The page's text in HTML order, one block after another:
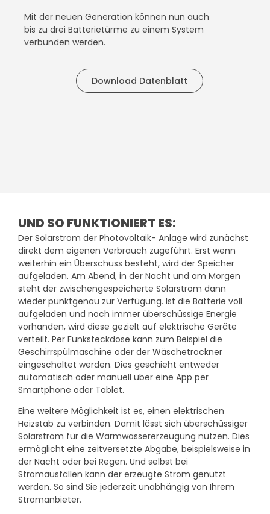
Mit der neuen Generation können nun auch
bis zu drei Batterietürme zu einem System
verbunden werden.
Download Datenblatt
UND SO FUNKTIONIERT ES:
Der Solarstrom der Photovoltaik- Anlage wird zunächst
direkt dem eigenen Verbrauch zugeführt. Erst wenn
weiterhin ein Überschuss besteht, wird der Speicher
aufgeladen. Am Abend, in der Nacht und am Morgen
steht der zwischengespeicherte Solarstrom dann
wieder punktgenau zur Verfügung. Ist die Batterie voll
aufgeladen und noch immer überschüssige Energie
vorhanden, wird diese gezielt auf elektrische Geräte
verteilt. Per Funksteckdose kann zum Beispiel die
Geschirrspülmaschine oder der Wäschetrockner
eingeschaltet werden. Dies geschieht entweder
automatisch oder manuell über eine App per
Smartphone oder Tablet.
Eine weitere Möglichkeit ist es, einen elektrischen
Heizstab zu verbinden. Damit lässt sich überschüssiger
Solarstrom für die Warmwassererzeugung nutzen. Dies
ermöglicht eine zeitversetzte Abgabe, beispielsweise in
der Nacht oder bei Regen. Und selbst bei
Stromausfällen kann der erzeugte Strom genutzt
werden. So sind Sie jederzeit unabhängig von Ihrem
Stromanbieter.